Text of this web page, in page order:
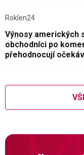
Roklen24
Výnosy amerických
obchodníci po
přehodnocují